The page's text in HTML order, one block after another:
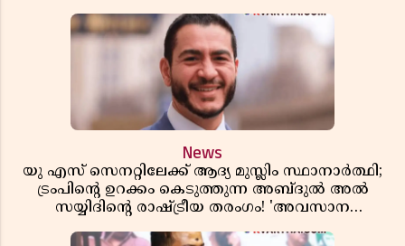
News
യു എസ് സെനറ്റിലേക്ക് ആദ്യ മുസ്ലിം സ്ഥാനാർത്ഥി;
ട്രംപിന്റെ ഉറക്കം കെടുത്തുന്ന അബ്ദുൽ അൽ
സയ്യിദിന്റെ രാഷ്ട്രീയ തരംഗം! 'അവസാന